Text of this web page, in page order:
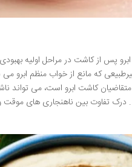
پس از کاشت در مراحل اولیه
که مانع از خواب منظم ابرو
کاشت ابرو است، می تواند
تفاوت بین ناهنجاری های موقت